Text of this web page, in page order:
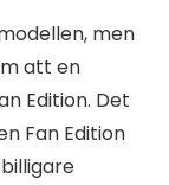
men
att en
Edition. Det
Fan Edition